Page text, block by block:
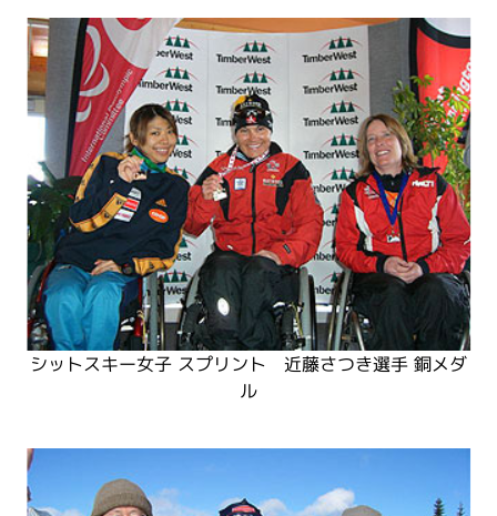
シットスキー女子 スプリント 近藤さつき選手 銅メダ
ル